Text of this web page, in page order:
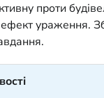
проти
ураження.